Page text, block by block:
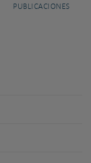
PUBLICACIONES